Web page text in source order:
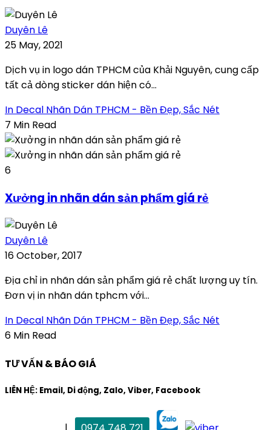
Duyên Lê
25 May, 2021
Dịch vụ in logo dán TPHCM của Khải Nguyên, cung cấp
tất cả dòng sticker dán hiện có...
In Decal Nhãn Dán TPHCM - Bền Đẹp, Sắc Nét
7 Min Read
6
Xưởng in nhãn dán sản phẩm giá rẻ
Duyên Lê
16 October, 2017
Địa chỉ in nhãn dán sản phẩm giá rẻ chất lượng uy tín.
Đơn vị in nhãn dán tphcm với...
In Decal Nhãn Dán TPHCM - Bền Đẹp, Sắc Nét
6 Min Read
TƯ VẤN & BÁO GIÁ
LIÊN HỆ: Email, Di động, Zalo, Viber, Facebook